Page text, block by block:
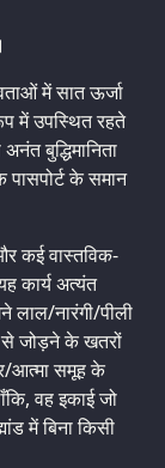
में सात ऊर्जा
में उपस्थित रहते
बुद्धिमानिता
के समान
कई वास्तविक-
कार्य अत्यंत
लाल/नारंगी/पीली
से जोड़ने के खतरों
आत्मा समूह के
वह इकाई जो
में बिना किसी